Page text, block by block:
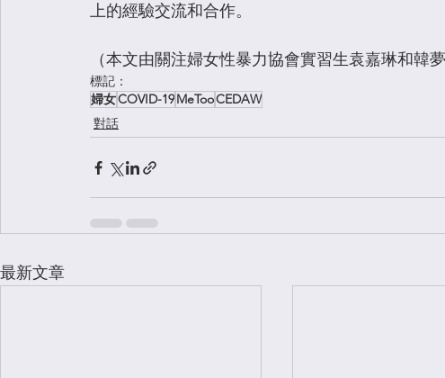
上的經驗交流和合作。
（本文由關注婦女性暴力協會實習生袁嘉琳和韓
標記：
婦女COVID-19MeTooCEDAW
對話
最新文章